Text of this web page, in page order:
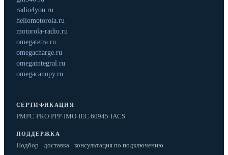
radio4you.ru
hellomotorola.ru
motorola-radio.ru
omegatetra.ru
omegacharge.ru
omegaintegral.ru
omegacanopy.ru
СЕРТИФИКАЦИЯ
РМРС·РКО·РРР·IMO·IEC 60945·IACS
ПОДДЕРЖКА
Подбор · доставка · консультация по подключению